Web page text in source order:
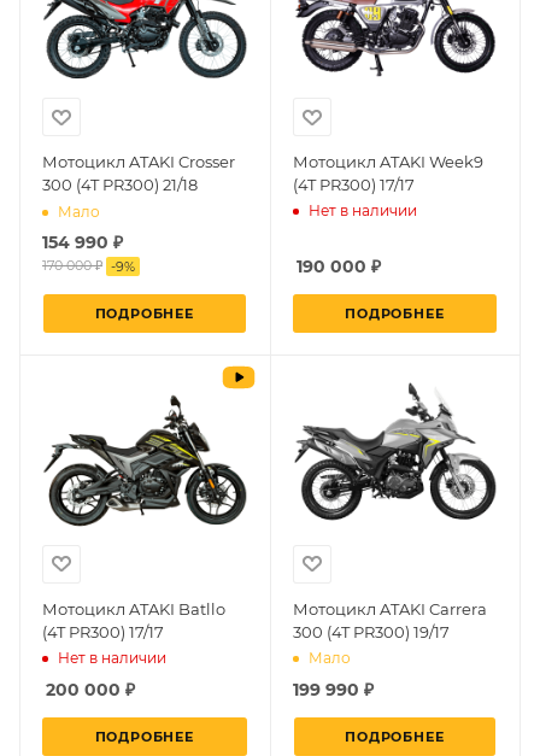
Мотоцикл ATAKI Crosser
300 (4T PR300) 21/18
Мало
154 990 ₽
170 000 ₽ -9%
ПОДРОБНЕЕ
Мотоцикл ATAKI Week9
(4T PR300) 17/17
Нет в наличии
190 000 ₽
ПОДРОБНЕЕ
Мотоцикл ATAKI Batllo
(4T PR300) 17/17
Нет в наличии
200 000 ₽
ПОДРОБНЕЕ
Мотоцикл ATAKI Carrera
300 (4T PR300) 19/17
Мало
199 990 ₽
ПОДРОБНЕЕ